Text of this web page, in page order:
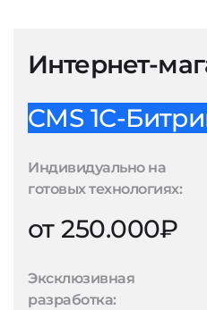
Интернет-
CMS 1С-
Индивидуально на
готовых технологиях:
от 250.000₽
Эксклюзивная
разработка: